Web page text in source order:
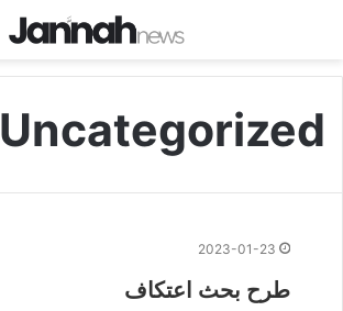
Uncategorized
2023-01-23
طرح بحث اعتکاف